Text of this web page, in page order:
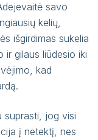
savo
kelių,
išgirdimas sukelia
gilaus liūdesio iki
kad
suprasti, jog visi
į netektį, nes